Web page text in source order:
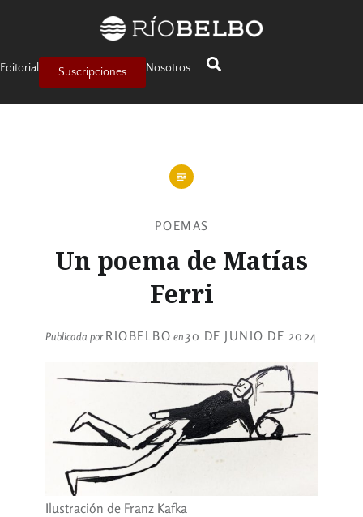
Editorial Suscripciones Nosotros
POEMAS
Un poema de Matías
Ferri
Publicada porRIOBELBO en30 DE JUNIO DE 2024
Ilustración de Franz Kafka